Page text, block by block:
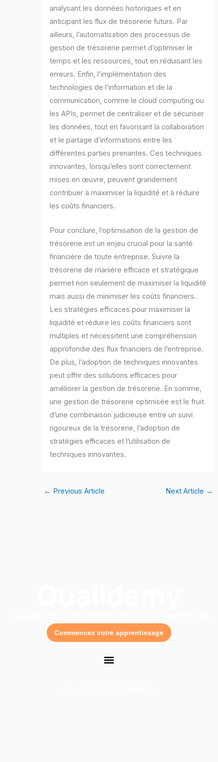
analysant les données historiques et en
anticipant les flux de trésorerie futurs. Par
ailleurs, l’automatisation des processus de
gestion de trésorerie permet d’optimiser le
temps et les ressources, tout en réduisant les
erreurs. Enfin, l’implémentation des
technologies de l’information et de la
communication, comme le cloud computing ou
les APIs, permet de centraliser et de sécuriser
les données, tout en favorisant la collaboration
et le partage d’informations entre les
différentes parties prenantes. Ces techniques
innovantes, lorsqu’elles sont correctement
mises en œuvre, peuvent grandement
contribuer à maximiser la liquidité et à réduire
les coûts financiers.
Pour conclure, l’optimisation de la gestion de
trésorerie est un enjeu crucial pour la santé
financière de toute entreprise. Suivre la
trésorerie de manière efficace et stratégique
permet non seulement de maximiser la liquidité
mais aussi de minimiser les coûts financiers.
Les stratégies efficaces pour maximiser la
liquidité et réduire les coûts financiers sont
multiples et nécessitent une compréhension
approfondie des flux financiers de l’entreprise.
De plus, l’adoption de techniques innovantes
peut offrir des solutions efficaces pour
améliorer la gestion de trésorerie. En somme,
une gestion de trésorerie optimisée est le fruit
d’une combinaison judicieuse entre un suivi
rigoureux de la trésorerie, l’adoption de
stratégies efficaces et l’utilisation de
techniques innovantes.
← Previous Article Next Article →
Commencez votre apprentissage